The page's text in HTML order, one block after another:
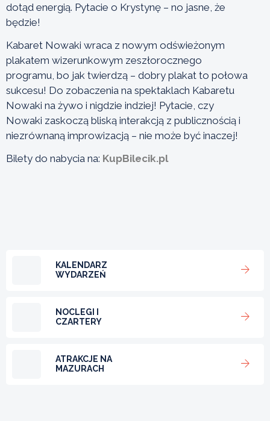
dotąd energią. Pytacie o Krystynę – no jasne, że
będzie!
Kabaret Nowaki wraca z nowym odświeżonym
plakatem wizerunkowym zeszłorocznego
programu, bo jak twierdzą – dobry plakat to połowa
sukcesu! Do zobaczenia na spektaklach Kabaretu
Nowaki na żywo i nigdzie indziej! Pytacie, czy
Nowaki zaskoczą bliską interakcją z publicznością i
niezrównaną improwizacją – nie może być inaczej!
Bilety do nabycia na: KupBilecik.pl
KALENDARZ
WYDARZEŃ
NOCLEGI I
CZARTERY
ATRAKCJE NA
MAZURACH